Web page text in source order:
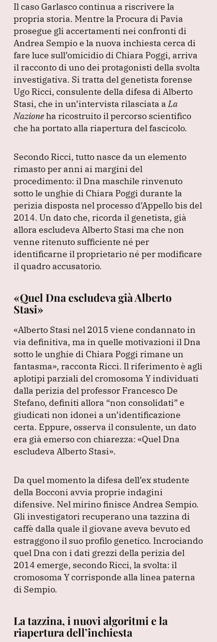
c
e
b
o
o
k
k
e
dI
n
at
s
A
p
p
e
gr
a
m
ai
l
Il caso Garlasco continua a riscrivere la
propria storia. Mentre la Procura di Pavia
prosegue gli accertamenti nei confronti di
Andrea Sempio e la nuova inchiesta cerca di
fare luce sull’omicidio di Chiara Poggi, arriva
il racconto di uno dei protagonisti della svolta
investigativa. Si tratta del genetista forense
Ugo Ricci, consulente della difesa di Alberto
Stasi, che in un’intervista rilasciata a La
Nazioneha ricostruito il percorso scientifico
che ha portato alla riapertura del fascicolo.
Secondo Ricci, tutto nasce da un elemento
rimasto per anni ai margini del
procedimento: il Dna maschile rinvenuto
sotto le unghie di Chiara Poggi durante la
perizia disposta nel processo d’Appello bis del
2014. Un dato che, ricorda il genetista, già
allora escludeva Alberto Stasi ma che non
venne ritenuto sufficiente né per
identificarne il proprietario né per modificare
il quadro accusatorio.
«Quel Dna escludeva già Alberto
Stasi»
«Alberto Stasi nel 2015 viene condannato in
via definitiva, ma in quelle motivazioni il Dna
sotto le unghie di Chiara Poggi rimane un
fantasma», racconta Ricci. Il riferimento è agli
aplotipi parziali del cromosoma Y individuati
dalla perizia del professor Francesco De
Stefano, definiti allora “non consolidati” e
giudicati non idonei a un’identificazione
certa. Eppure, osserva il consulente, un dato
era già emerso con chiarezza: «Quel Dna
escludeva Alberto Stasi».
Da quel momento la difesa dell’ex studente
della Bocconi avvia proprie indagini
difensive. Nel mirino finisce Andrea Sempio.
Gli investigatori recuperano una tazzina di
caffè dalla quale il giovane aveva bevuto ed
estraggono il suo profilo genetico. Incrociando
quel Dna con i dati grezzi della perizia del
2014 emerge, secondo Ricci, la svolta: il
cromosoma Y corrisponde alla linea paterna
di Sempio.
La tazzina, i nuovi algoritmi e la
riapertura dell’inchiesta